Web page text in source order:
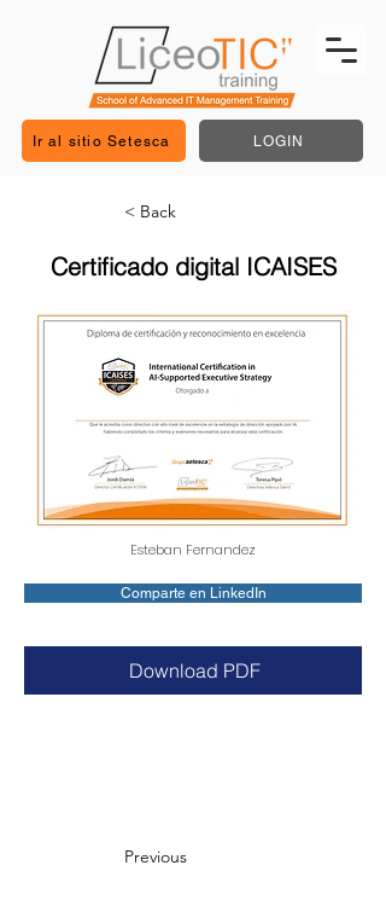
Ir al sitio Setesca LOGIN
< Back
Certificado digital ICAISES
Esteban Fernandez
Comparte en LinkedIn
Download PDF
Previous